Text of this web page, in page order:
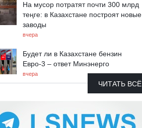
На мусор потратят почти 300 млрд
теңге: в Казахстане построят новые
заводы
вчера
Будет ли в Казахстане бензин
Евро-3 – ответ Минэнерго
вчера
ЧИТАТЬ ВСЁ